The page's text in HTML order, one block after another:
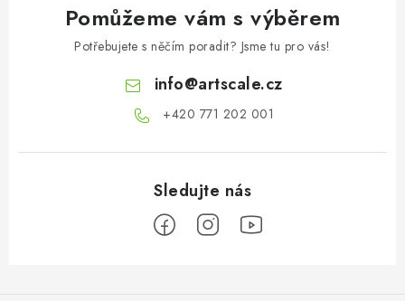
Pomůžeme vám s výběrem
Potřebujete s něčím poradit? Jsme tu pro vás!
info@artscale.cz
+420 771 202 001​